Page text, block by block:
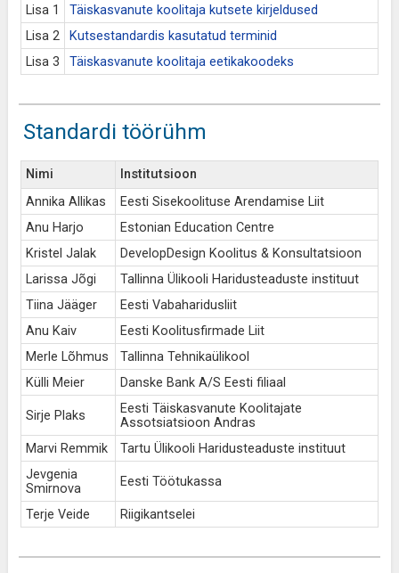
Lisa 1
Täiskasvanute koolitaja kutsete kirjeldused
Lisa 2
Kutsestandardis kasutatud terminid
Lisa 3
Täiskasvanute koolitaja eetikakoodeks
Standardi töörühm
Nimi
Institutsioon
Annika Allikas
Eesti Sisekoolituse Arendamise Liit
Anu Harjo
Estonian Education Centre
Kristel Jalak
DevelopDesign Koolitus & Konsultatsioon
Larissa Jõgi
Tallinna Ülikooli Haridusteaduste instituut
Tiina Jääger
Eesti Vabaharidusliit
Anu Kaiv
Eesti Koolitusfirmade Liit
Merle Lõhmus
Tallinna Tehnikaülikool
Külli Meier
Danske Bank A/S Eesti filiaal
Sirje Plaks
Eesti Täiskasvanute Koolitajate
Assotsiatsioon Andras
Marvi Remmik
Tartu Ülikooli Haridusteaduste instituut
Jevgenia
Smirnova
Eesti Töötukassa
Terje Veide Riigikantselei